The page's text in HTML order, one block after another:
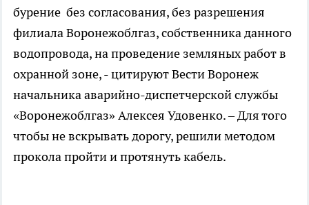
бурение без согласования, без разрешения
филиала Воронежоблгаз, собственника данного
водопровода, на проведение земляных работ в
охранной зоне, - цитируют Вести Воронеж
начальника аварийно-диспетчерской службы
«Воронежоблгаз» Алексея Удовенко. – Для того
чтобы не вскрывать дорогу, решили методом
прокола пройти и протянуть кабель.